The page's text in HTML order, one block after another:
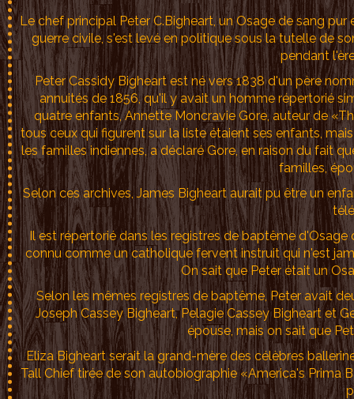
Le chef principal Peter C.Bigheart, un Osage de sang
guerre civile, s'est levé en politique sous la tutelle de
pendant
Peter Cassidy Bigheart est né vers 1838 d'un père
annuités de 1856, qu'il y avait un homme répertorié
quatre enfants, Annette Moncravie Gore, auteur de
tous ceux qui figurent sur la liste étaient ses enfants,
les familles indiennes, a déclaré Gore, en raison du fait
familles,
Selon ces archives, James Bigheart aurait pu être un
Il est répertorié dans les registres de baptême
connu comme un catholique fervent instruit qui n'est
On sait que Peter était un
Selon les mêmes registres de baptême, Peter avait
Joseph Cassey Bigheart, Pelagie Cassey Bigheart et
épouse, mais on sait que
Eliza Bigheart serait la grand-mère des célèbres
Tall Chief tirée de son autobiographie «America's Prima